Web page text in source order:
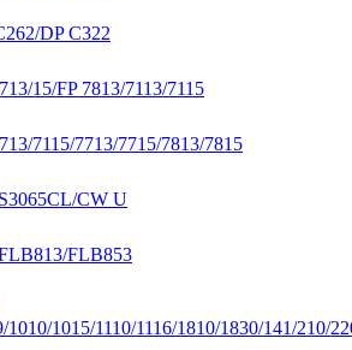
DP C322
15/FP 7813/7113/7115
7115/7713/7715/7813/7815
CW U
FLB853
1010/1015/1110/1116/1810/1830/141/210/